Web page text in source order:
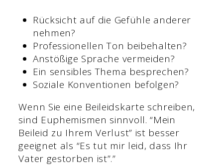
Rücksicht auf die Gefühle anderer
nehmen?
Professionellen Ton beibehalten?
Anstößige Sprache vermeiden?
Ein sensibles Thema besprechen?
Soziale Konventionen befolgen?
Wenn Sie eine Beileidskarte schreiben,
sind Euphemismen sinnvoll. “Mein
Beileid zu Ihrem Verlust” ist besser
geeignet als “Es tut mir leid, dass Ihr
Vater gestorben ist”.”